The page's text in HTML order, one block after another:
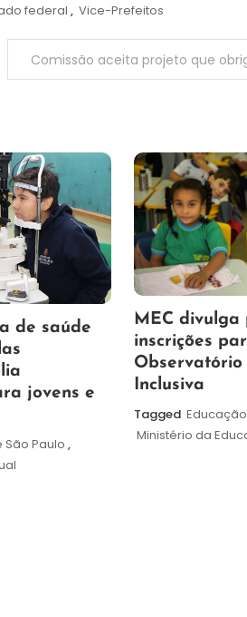
federal , Vice-Prefeitos
de saúde
jovens e
São Paulo ,
7
de
agosto
de
2026
Maurilio
MEC divulga
inscrições
Observatório
Inclusiva
Tagged
Ministério da